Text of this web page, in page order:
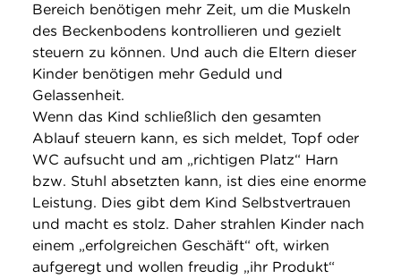
Bereich benötigen mehr Zeit, um die Muskeln
des Beckenbodens kontrollieren und gezielt
steuern zu können. Und auch die Eltern dieser
Kinder benötigen mehr Geduld und
Gelassenheit.
Wenn das Kind schließlich den gesamten
Ablauf steuern kann, es sich meldet, Topf oder
WC aufsucht und am „richtigen Platz“ Harn
bzw. Stuhl absetzten kann, ist dies eine enorme
Leistung. Dies gibt dem Kind Selbstvertrauen
und macht es stolz. Daher strahlen Kinder nach
einem „erfolgreichen Geschäft“ oft, wirken
aufgeregt und wollen freudig „ihr Produkt“